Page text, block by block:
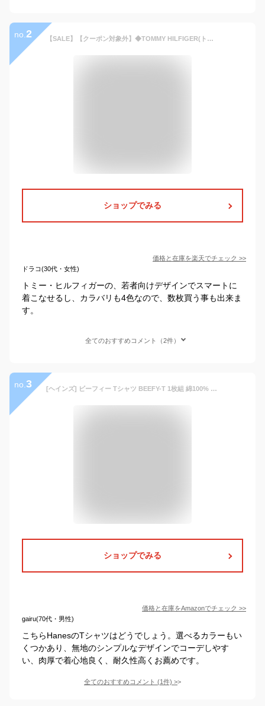
no. 2 【SALE】【クーポン対象外】◆TOMMY HILFIGER(トミー ヒルフィガー)Basic Cotton Core Flag◆ブランド Tシャツ ワンポイント メンズ レディース カップル クルーネック 半袖 Tシャツ ルームウェア 部屋着 トップス 夏 夏服 綿 ホワイト グレー ネイビー 大きい S-XXL
ショップでみる
価格と在庫を楽天でチェック >>
ドラコ(30代・女性)
トミー・ヒルフィガーの、若者向けデザインでスマートに
着こなせるし、カラバリも4色なので、数枚買う事も出来ま
す。
全てのおすすめコメント（2件）
no. 3 [ヘインズ] ビーフィー Tシャツ BEEFY-T 1枚組 綿100% 肉厚生地 ヘビーウェイトT H5180 ホワイト XL
ショップでみる
価格と在庫をAmazonでチェック >>
gairu(70代・男性)
こちらHanesのTシャツはどうでしょう。選べるカラーもい
くつかあり、無地のシンプルなデザインでコーデしやす
い、肉厚で着心地良く、耐久性高くお薦めです。
全てのおすすめコメント (1件) >